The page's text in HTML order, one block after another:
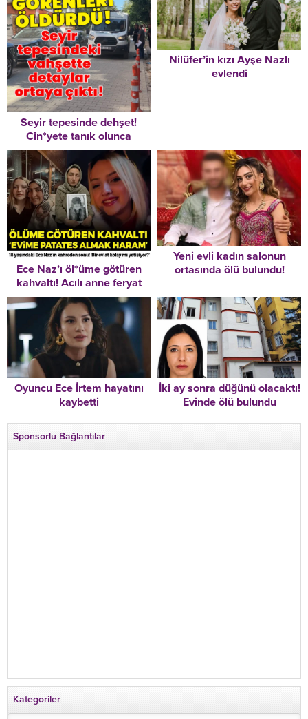
Seyir tepesinde dehşet!
Cin*yete tanık olunca
katl*dildiler!
Nilüfer’in kızı Ayşe Nazlı
evlendi
Ece Naz’ı öl*üme götüren
kahvaltı! Acılı anne feryat
etti: ‘Evime patates almak
haram’
Yeni evli kadın salonun
ortasında ölü bulundu!
Oyuncu Ece İrtem hayatını
kaybetti
İki ay sonra düğünü olacaktı!
Evinde ölü bulundu
Sponsorlu Bağlantılar
Kategoriler